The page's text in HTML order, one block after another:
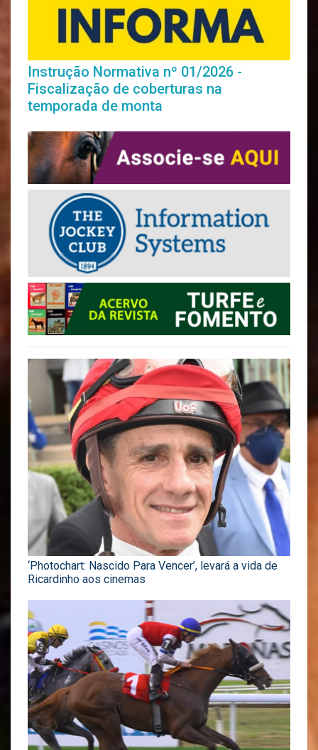
Instrução Normativa nº 01/2026 -
Fiscalização de coberturas na
temporada de monta
‘Photochart: Nascido Para Vencer’, levará a vida de
Ricardinho aos cinemas